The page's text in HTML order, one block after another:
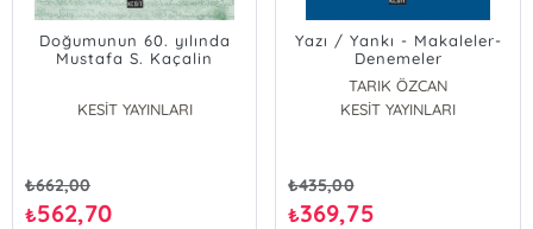
Doğumunun 60. yılında
Mustafa S. Kaçalin
Türkçe
KESİT YAYINLARI
₺662,00
₺562,70
Yazı / Yankı - Makaleler-
Denemeler
TARIK ÖZCAN
KESİT YAYINLARI
₺435,00
₺369,75